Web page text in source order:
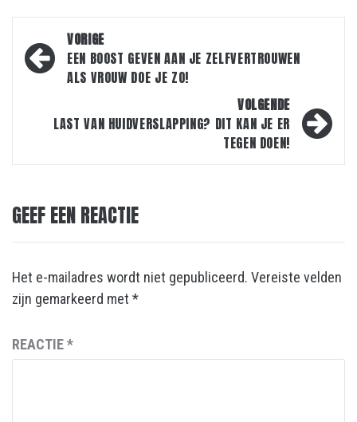
Bericht
navigatie
VORIGE
EEN BOOST GEVEN AAN JE ZELFVERTROUWEN
ALS VROUW DOE JE ZO!
VOLGENDE
LAST VAN HUIDVERSLAPPING? DIT KAN JE ER
TEGEN DOEN!
GEEF EEN REACTIE
Het e-mailadres wordt niet gepubliceerd. Vereiste velden
zijn gemarkeerd met *
REACTIE*